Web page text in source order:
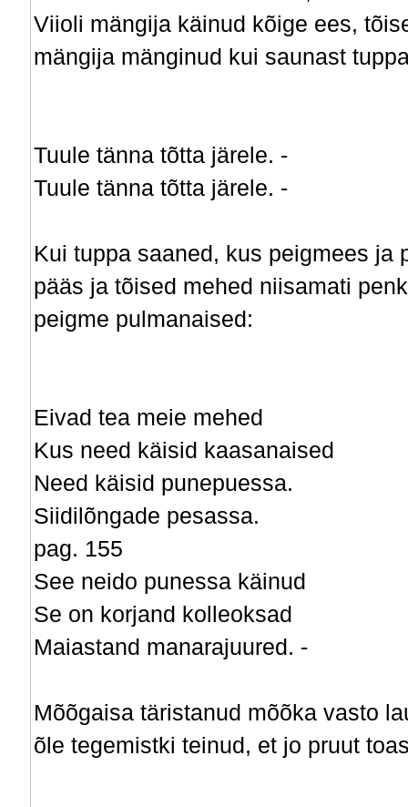
Viioli mängija käinud kõige ees,
mängija mänginud kui saunast
Tuule tänna tõtta järele. -
Tuule tänna tõtta järele. -
Kui tuppa saaned, kus peigmees ja
pääs ja tõised mehed niisamati
peigme pulmanaised:
Eivad tea meie mehed
Kus need käisid kaasanaised
Need käisid punepuessa.
Siidilõngade pesassa.
pag. 155
See neido punessa käinud
Se on korjand kolleoksad
Maiastand manarajuured. -
Mõõgaisa täristanud mõõka vasto
õle tegemistki teinud, et jo pruut